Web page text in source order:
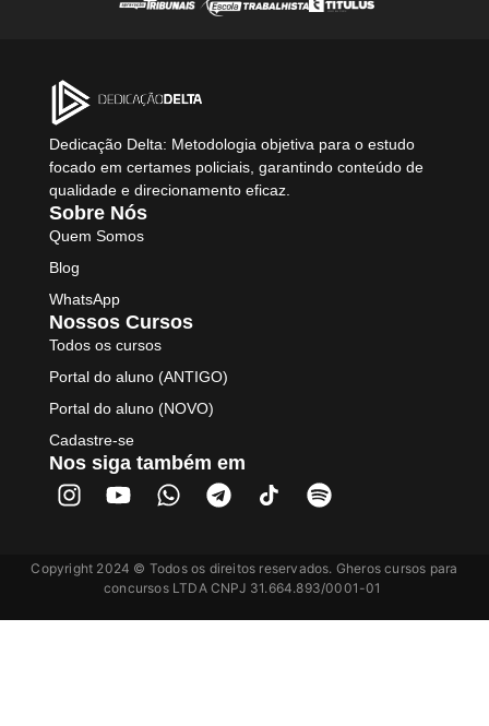
Dedicação Delta: Metodologia objetiva para o estudo
focado em certames policiais, garantindo conteúdo de
qualidade e direcionamento eficaz.
Sobre Nós
Quem Somos
Blog
WhatsApp
Nossos Cursos
Todos os cursos
Portal do aluno (ANTIGO)
Portal do aluno (NOVO)
Cadastre-se
Nos siga também em
Copyright 2024 © Todos os direitos reservados. Gheros cursos para
concursos LTDA CNPJ 31.664.893/0001-01